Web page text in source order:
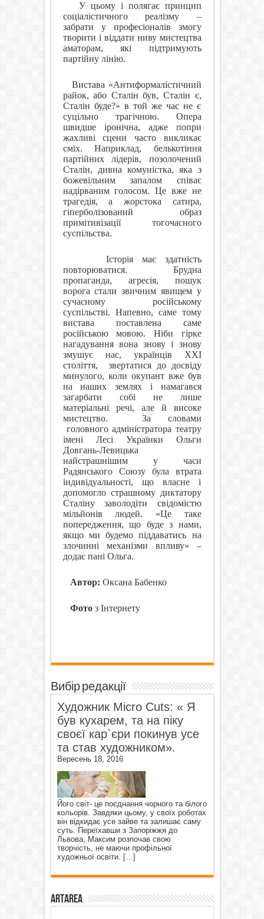
У цьому і полягає принцип
соціалістичного реалізму –
забрати у професіоналів змогу
творити і віддати ниву мистецтва
аматорам, які підтримують
партійну лінію.
Вистава «Антиформалістичний
райок, або Сталін був, Сталін є,
Сталін буде?» в той же час не є
суцільно трагічною. Опера
швидше іронічна, адже попри
жахливі сцени часто викликає
сміх. Наприклад, белькотіння
партійних лідерів, позолочений
Сталін, дивна комуністка, яка з
божевільним запалом співає
надірваним голосом. Це вже не
трагедія, а жорстока сатира,
гіперболізований образ
примітивізації тогочасного
суспільства.
Історія має здатність
повторюватися. Брудна
пропаганда, агресія, пошук
ворога стали звичним явищем у
сучасному російському
суспільстві. Напевно, саме тому
вистава поставлена саме
російською мовою. Ніби гірке
нагадування вона знову і знову
змушує нас, українців ХХІ
століття,
звертатися до досвіду
минулого, коли окупант вже був
на наших землях і намагався
загарбати собі не лише
матеріальні речі, але й високе
мистецтво.
За словами
головного адміністратора театру
імені Лесі Українки Ольги
Довгань-Левицька
найстрашнішим у часи
Радянського Союзу була втрата
індивідуальності, що власне і
допомогло страшному диктатору
Сталіну заволодіти свідомістю
мільйонів людей. «Це таке
попередження, що буде з нами,
якщо ми будемо піддаватись на
злочинні механізми впливу» –
додає пані Ольга.
Автор: Оксана Бабенко
Фотоз Інтернету
Вибір редакції
Художник Micro Cuts: « Я
був кухарем, та на піку
своєї кар`єри покинув усе
та став художником».
Вересень 18, 2016
Його світ- це поєднання чорного та білого
кольорів. Завдяки цьому, у своїх роботах
він відкидає усе зайве та залишає саму
суть. Переїхавши з Запоріжжя до
Львова, Максим розпочав свою
творчість, не маючи профільної
художньої освіти. […]
ArtArea